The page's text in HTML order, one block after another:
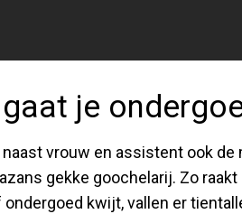
je
vrouw en assistent ook de
gekke goochelarij. Zo
ondergoed kwijt, vallen er